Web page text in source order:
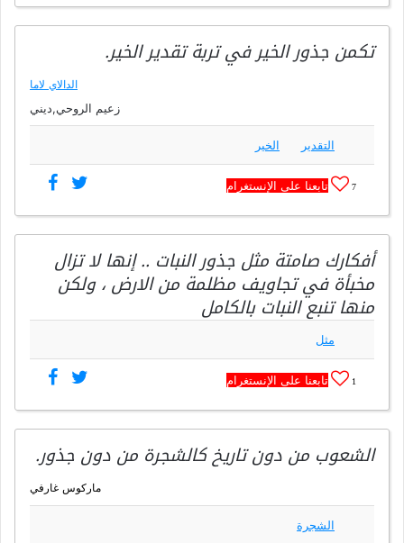
تكمن جذور الخير في تربة تقدير الخير.
الدالاي لاما
زعيم الروحي,ديني
التقدير الخير
7 تابعنا على الإنستغرام
أفكارك صامتة مثل جذور النبات .. إنها لا تزال
مخبأة في تجاويف مظلمة من الارض ، ولكن
منها تنبع النبات بالكامل
مثل
1 تابعنا على الإنستغرام
الشعوب من دون تاريخ كالشجرة من دون جذور.
ماركوس غارفي
الشجرة